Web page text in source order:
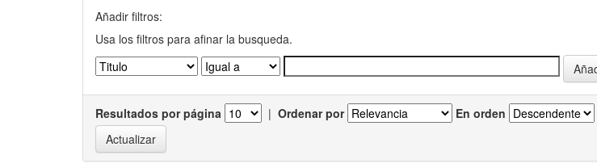
Añadir filtros:
Usa los filtros para afinar la busqueda.
Resultados por página | Ordenar por En orden